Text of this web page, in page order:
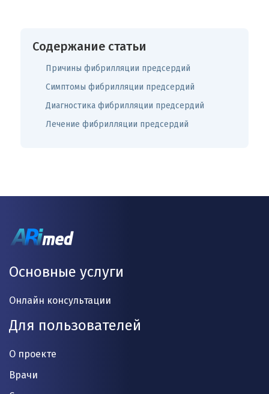
Содержание статьи
Причины фибрилляции предсердий
Симптомы фибрилляции предсердий
Диагностика фибрилляции предсердий
Лечение фибрилляции предсердий
Основные услуги
Онлайн консультации
Для пользователей
О проекте
Врачи